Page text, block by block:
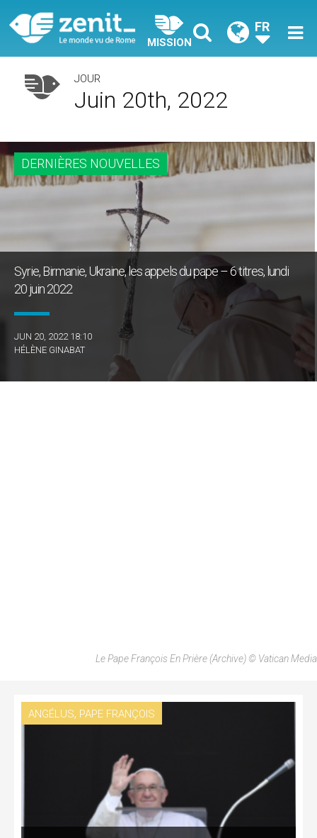
MISSION
FR
JOUR
Juin 20th, 2022
DERNIÈRES NOUVELLES
Syrie, Birmanie, Ukraine, les appels du pape – 6 titres, lundi
20 juin 2022
JUN 20, 2022 18:10
HÉLÈNE GINABAT
Le Pape François En Prière (archive) © Vatican Media
ANGÉLUS, PAPE FRANÇOIS